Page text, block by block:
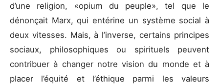
d’une religion, «opium du peuple», tel que le
dénonçait Marx, qui entérine un système social à
deux vitesses. Mais, à l’inverse, certains principes
sociaux, philosophiques ou spirituels peuvent
contribuer à changer notre vision du monde et à
placer l’équité et l’éthique parmi les valeurs